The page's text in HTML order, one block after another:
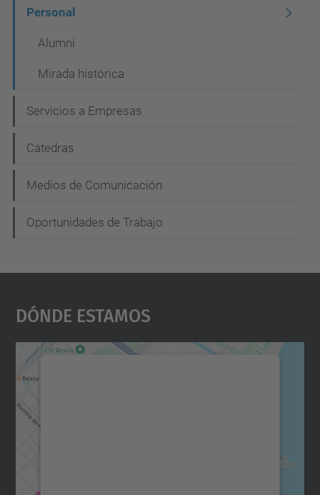
n
Personal
Alumni
Mirada histórica
Servicios a Empresas
Cátedras
Medios de Comunicación
Oportunidades de Trabajo
Dónde Estamos